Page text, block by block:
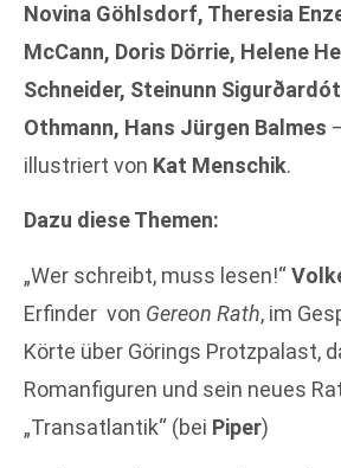
Novina Göhlsdorf, Theresia
McCann, Doris Dörrie, Helene
Schneider, Steinunn
Othmann, Hans Jürgen Balmes
illustriert von Kat Menschik.
Dazu diese Themen:
„Wer schreibt, muss lesen!“
Erfinder von Gereon Rath, im
Körte über Görings Protzpalast,
Romanfiguren und sein neues
„Transatlantik“ (bei Piper)